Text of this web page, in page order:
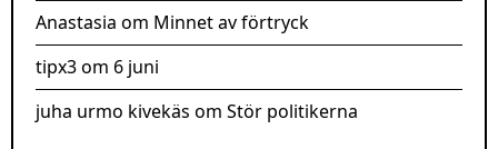
Anastasia om Minnet av förtryck
tipx3om 6 juni
juha urmo kivekäs om Stör politikerna